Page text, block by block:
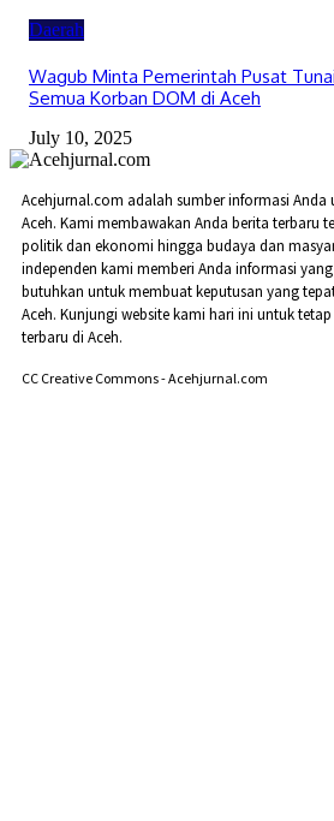
Daerah
Wagub Minta Pemerintah Pusat
Semua Korban DOM di Aceh
July 10, 2025
Acehjurnal.com adalah sumber informasi
Aceh. Kami membawakan Anda berita terbaru
politik dan ekonomi hingga budaya dan
independen kami memberi Anda informasi
butuhkan untuk membuat keputusan yang
Aceh. Kunjungi website kami hari ini untuk
terbaru di Aceh.
CC Creative Commons - Acehjurnal.com